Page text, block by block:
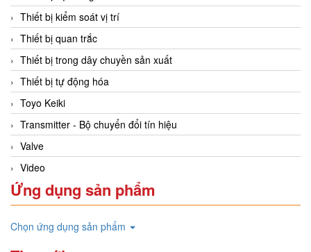
Thiết bị kiểm soát vị trí
Thiết bị quan trắc
Thiết bị trong dây chuyền sản xuất
Thiết bị tự động hóa
Toyo Keiki
Transmitter - Bộ chuyển đổi tín hiệu
Valve
Video
Ứng dụng sản phẩm
Chọn ứng dụng sản phẩm